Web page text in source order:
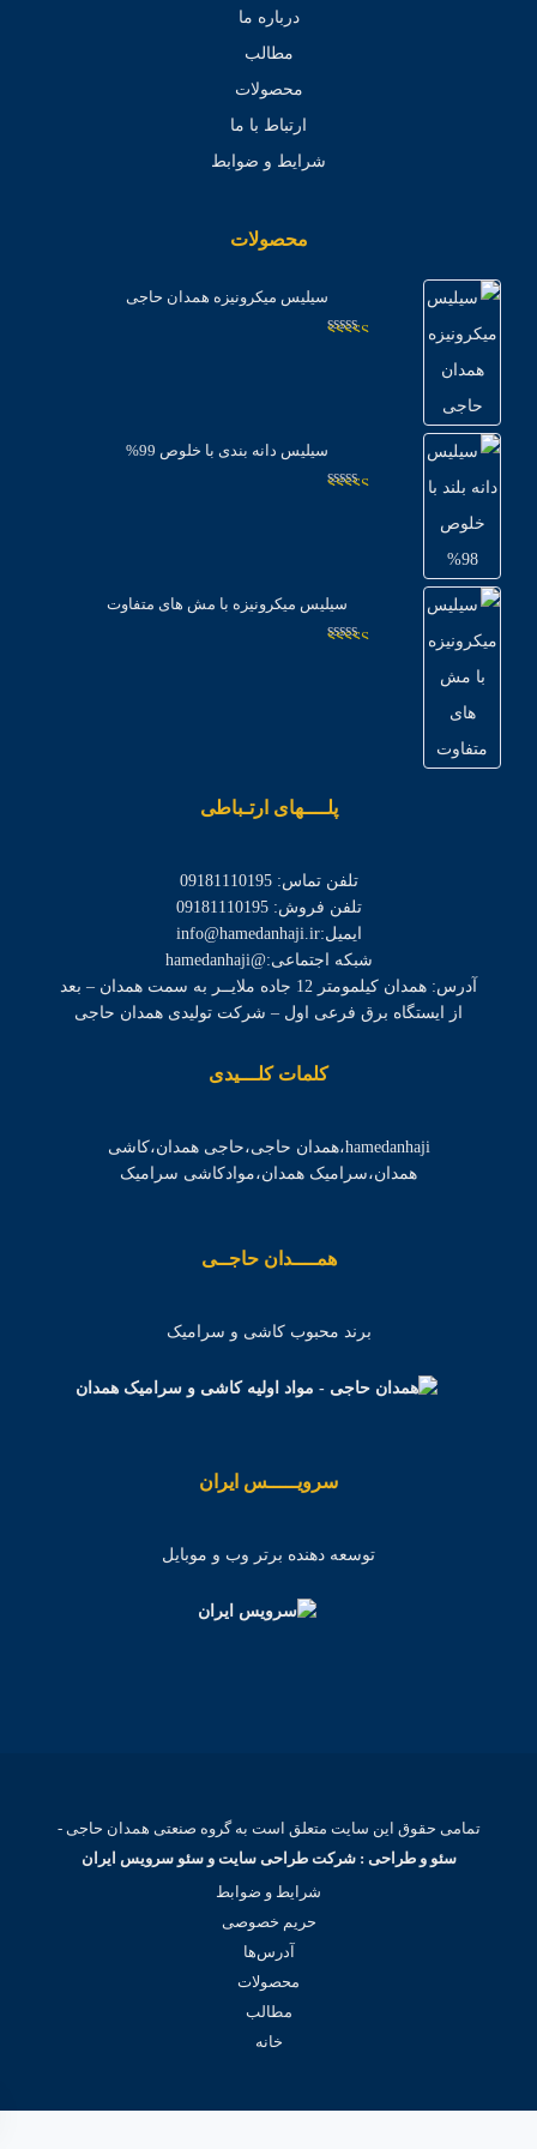
درباره ما
مطالب
محصولات
ارتباط با ما
شرایط و ضوابط
محصولات
سیلیس میکرونیزه همدان حاجی
سیلیس دانه بندی با خلوص 99%
سیلیس میکرونیزه با مش های متفاوت
پلــــهای ارتـباطی
تلفن تماس: 09181110195
تلفن فروش: 09181110195
ایمیل:info@hamedanhaji.ir
شبکه اجتماعی:@hamedanhaji
آدرس: همدان کیلمومتر 12 جاده ملایــر به سمت همدان – بعد
از ایستگاه برق فرعی اول – شرکت تولیدی همدان حاجی
کلمات کلـــیدی
hamedanhaji،همدان حاجی،حاجی همدان،کاشی
همدان،سرامیک همدان،موادکاشی سرامیک
همــــدان حاجــی
برند محبوب کاشی و سرامیک
سرویـــــس ایران
توسعه دهنده برتر وب و موبایل
تمامی حقوق این سایت متعلق است به گروه صنعتی همدان حاجی -
سئو و طراحی : شرکت طراحی سایت و سئو سرویس ایران
شرایط و ضوابط
حریم خصوصی
آدرس‌ها
محصولات
مطالب
خانه